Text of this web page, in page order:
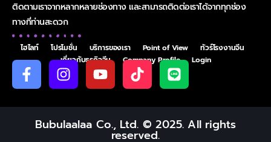
ติดตามเราจากหลากหลายช่องทาง และสามารถติดต่อเราได้จากทุกช่อง
ทางที่ท่านสะดวก
ไฮไลท์ โปรโมชั่น บริการของเรา Point of View
ทัวร์โรงงานจีน
เกี่ยวกับธุรกิจจีน
Company Profile Login
Bubulaalaa Co., Ltd. © 2025. All rights
reserved.